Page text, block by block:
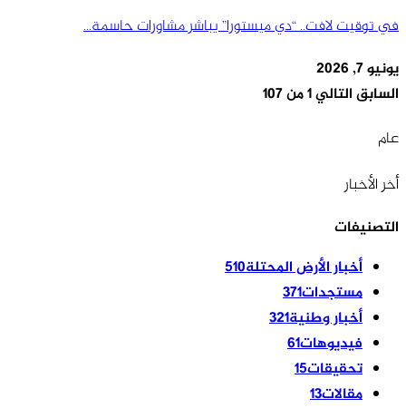
في توقيت لافت.. “دي ميستورا” يباشر مشاورات حاسمة…
يونيو 7, 2026
السابقالتالي1 من 107
عام
أخر الأخبار
التصنيفات
أخبار الأرض المحتلة510
مستجدات371
أخبار وطنية321
فيديوهات61
تحقيقات15
مقالات13